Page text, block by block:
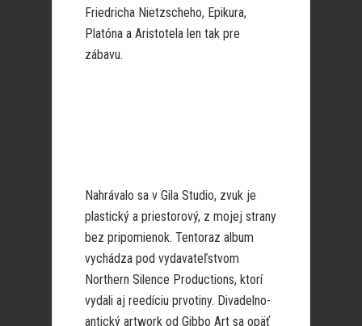
Friedricha Nietzscheho, Epikura,
Platóna a Aristotela len tak pre
zábavu.
Nahrávalo sa v Gila Studio, zvuk je
plastický a priestorový, z mojej strany
bez pripomienok. Tentoraz album
vychádza pod vydavateľstvom
Northern Silence Productions, ktorí
vydali aj reedíciu prvotiny. Divadelno-
antický artwork od Gibbo Art sa opäť